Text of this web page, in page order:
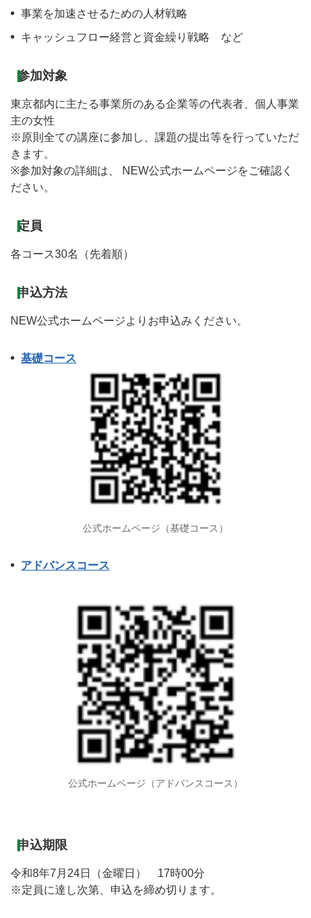
事業を加速させるための人材戦略
キャッシュフロー経営と資金繰り戦略 など
参加対象
東京都内に主たる事業所のある企業等の代表者、個人事業
主の女性
※原則全ての講座に参加し、課題の提出等を行っていただ
きます。
※参加対象の詳細は、 NEW公式ホームページをご確認く
ださい。
定員
各コース30名（先着順）
申込方法
NEW公式ホームページよりお申込みください。
基礎コース
公式ホームページ（基礎コース）
アドバンスコース
公式ホームページ（アドバンスコース）
申込期限
令和8年7月24日（金曜日） 17時00分
※定員に達し次第、申込を締め切ります。